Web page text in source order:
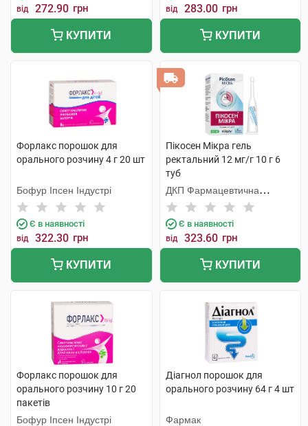
від 272.90 грн
КУПИТИ
від 283.00 грн
КУПИТИ
Форлакс порошок для
орального розчину 4 г 20 шт
Бофур Іпсен Індустрі
Є в наявності
від 322.30 грн
КУПИТИ
Пікосен Мікра гель
ректальний 12 мг/г 10 г 6
туб
ДКП Фармацевтична
фабрика
Є в наявності
від 323.60 грн
КУПИТИ
Форлакс порошок для
орального розчину 10 г 20
пакетів
Бофур Іпсен Індустрі
Діагнол порошок для
орального розчину 64 г 4 шт
Фармак